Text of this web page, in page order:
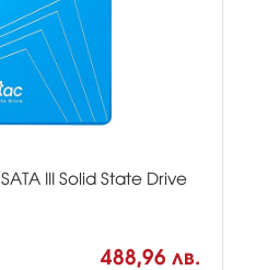
III Solid State Drive
488,96 лв.